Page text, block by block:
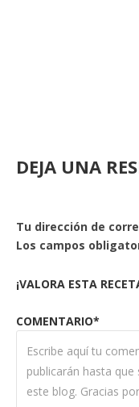
DEJA UNA
Tu dirección de
Los campos
¡VALORA ESTA
COMENTARIO*